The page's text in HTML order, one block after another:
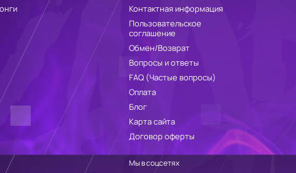
Контактная информация
Пользовательское
соглашение
Обмен/Возврат
Вопросы и ответы
FAQ (Частые вопросы)
Оплата
Блог
Карта сайта
Договор оферты
Мы в соцсетях